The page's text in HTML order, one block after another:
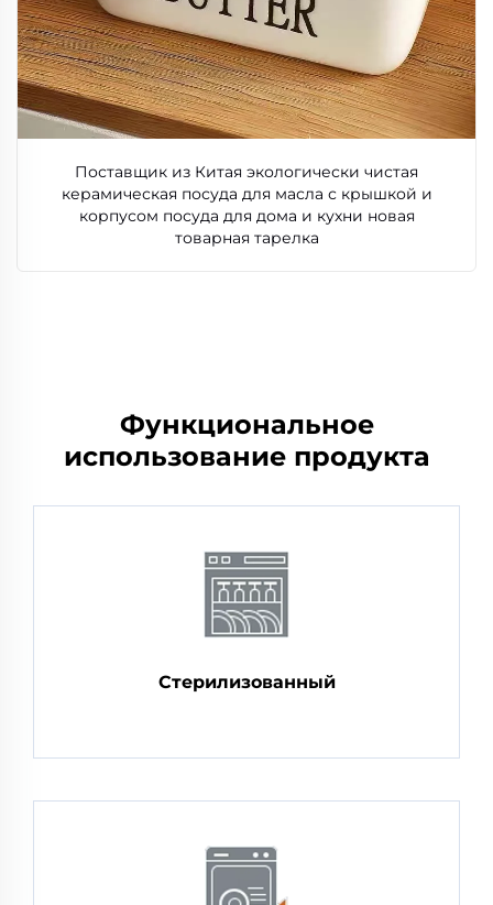
Поставщик из Китая экологически чистая
керамическая посуда для масла с крышкой и
корпусом посуда для дома и кухни новая
товарная тарелка
Функциональное
использование продукта
Стерилизованный